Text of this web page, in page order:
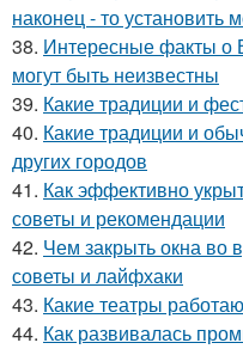
наконец - то установить
38. Интересные факты о
могут быть неизвестны
39. Какие традиции и
40. Какие традиции и
других городов
41. Как эффективно
советы и рекомендации
42. Чем закрыть окна во
советы и лайфхаки
43. Какие театры
44. Как развивалась